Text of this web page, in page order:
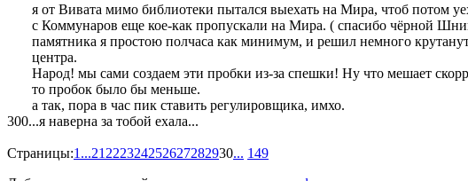
я от Вивата мимо библиотеки пытался выехать на Мира, чтоб потом
с Коммунаров еще кое-как пропускали на Мира. ( спасибо чёрной
памятника я простою полчаса как минимум, и решил немного
центра.
Народ! мы сами создаем эти пробки из-за спешки! Ну что мешает
то пробок было бы меньше.
а так, пора в час пик ставить регулировщика, имхо.
300...я наверна за тобой ехала...
Страницы:1 ...21 222324252627282930... 149